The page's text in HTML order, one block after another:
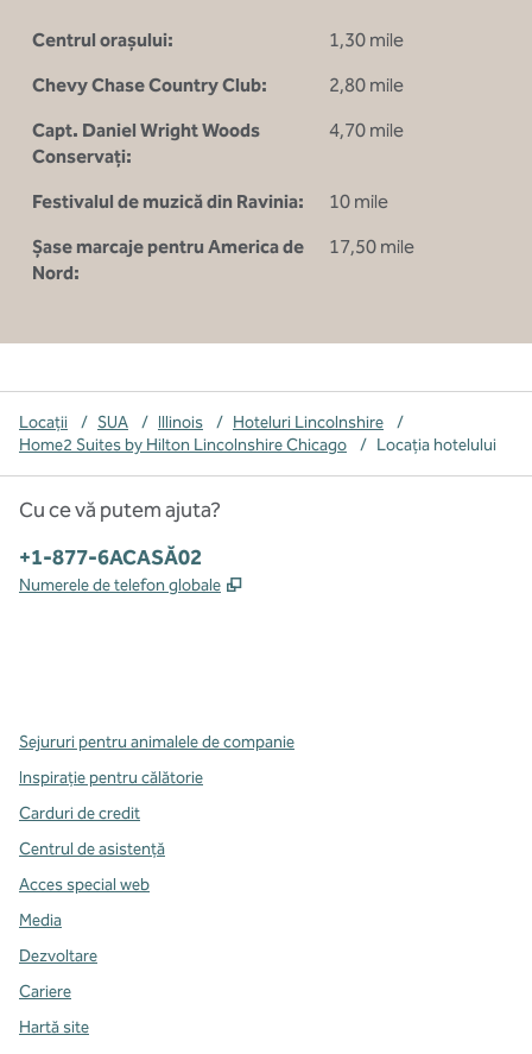
Centrul orașului:
1,30 mile
Chevy Chase Country Club:
2,80 mile
Capt. Daniel Wright Woods
Conservați:
4,70 mile
Festivalul de muzică din Ravinia:
10 mile
Șase marcaje pentru America de
Nord:
17,50 mile
Locații / SUA / Illinois / Hoteluri Lincolnshire
/
Home2 Suites by Hilton Lincolnshire Chicago
/ Locația hotelului
Cu ce vă putem ajuta?
Telefon:
+1-877-6ACASĂ02
Numerele de telefon globale ,
Sejururi pentru animalele de companie
Inspirație pentru călătorie
Carduri de credit
Centrul de asistență
Acces special web
Media
Dezvoltare
Cariere
Hartă site